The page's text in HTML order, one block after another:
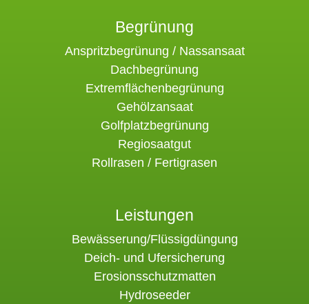
Begrünung
Anspritzbegrünung / Nassansaat
Dachbegrünung
Extremflächenbegrünung
Gehölzansaat
Golfplatzbegrünung
Regiosaatgut
Rollrasen / Fertigrasen
Leistungen
Bewässerung/Flüssigdüngung
Deich- und Ufersicherung
Erosionsschutzmatten
Hydroseeder